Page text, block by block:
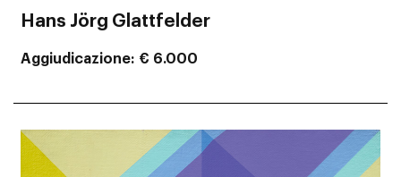
Hans Jörg Glattfelder
Aggiudicazione € 6.000